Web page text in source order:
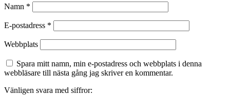
Namn *
E-postadress *
Webbplats
Spara mitt namn, min e-postadress och webbplats i denna
webbläsare till nästa gång jag skriver en kommentar.
Vänligen svara med siffror: